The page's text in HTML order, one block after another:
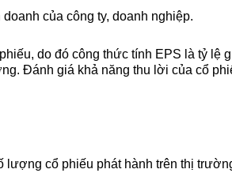
của công ty, doanh nghiệp.
do đó công thức tính EPS là tỷ lệ
Đánh giá khả năng thu lời của cổ
lượng cổ phiếu phát hành trên thị